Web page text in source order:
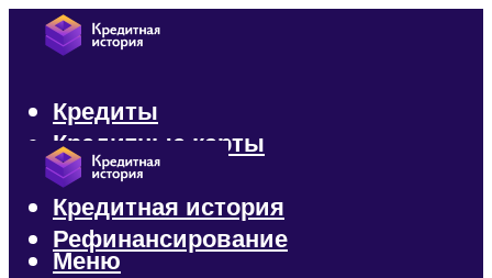
Кредиты
Кредитные карты
Микрозаймы
Кредитная история
Рефинансирование
Меню